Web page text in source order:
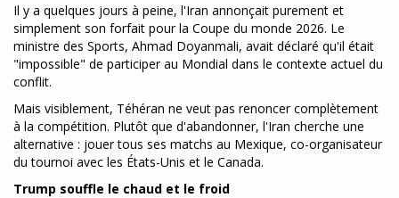
Il y a quelques jours à peine, l'Iran annonçait purement et
simplement son forfait pour la Coupe du monde 2026. Le
ministre des Sports, Ahmad Doyanmali, avait déclaré qu'il était
"impossible" de participer au Mondial dans le contexte actuel du
conflit.
Mais visiblement, Téhéran ne veut pas renoncer complètement
à la compétition. Plutôt que d'abandonner, l'Iran cherche une
alternative : jouer tous ses matchs au Mexique, co-organisateur
du tournoi avec les États-Unis et le Canada.
Trump souffle le chaud et le froid